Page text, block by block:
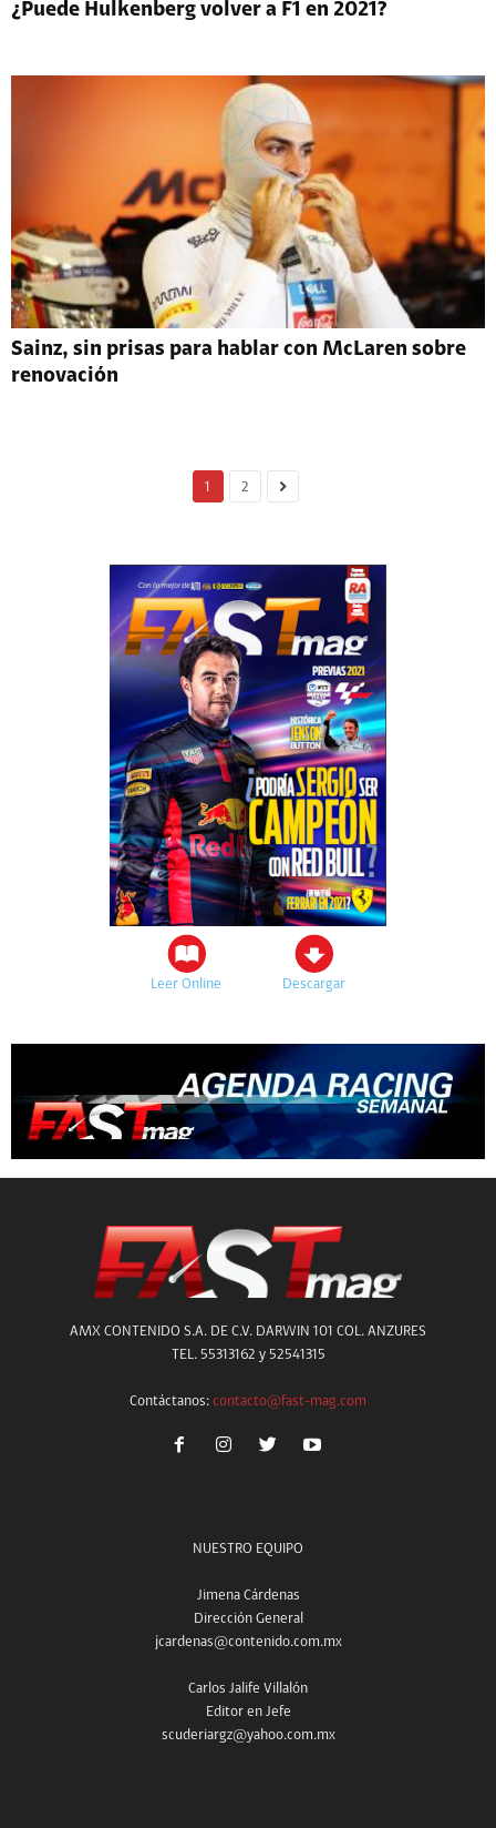
¿Puede Hulkenberg volver a F1 en 2021?
Sainz, sin prisas para hablar con McLaren sobre
renovación
1 2
Leer Online Descargar
AMX CONTENIDO S.A. DE C.V. DARWIN 101 COL. ANZURES
TEL. 55313162 y 52541315
Contáctanos: contacto@fast-mag.com
NUESTRO EQUIPO
Jimena Cárdenas
Dirección General
jcardenas@contenido.com.mx
Carlos Jalife Villalón
Editor en Jefe
scuderiargz@yahoo.com.mx